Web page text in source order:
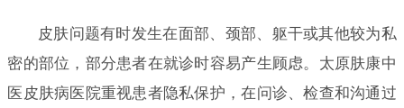
皮肤问题有时发生在面部、颈部、躯干或其他较为私
密的部位，部分患者在就诊时容易产生顾虑。太原肤康中
医皮肤病医院重视患者隐私保护，在问诊、检查和沟通过